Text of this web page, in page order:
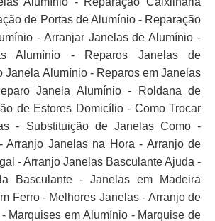
de Portas de Alumínio - Reparação
- Arranjar Janelas de Alumínio -
Alumínio - Reparos Janelas de
Janela Alumínio - Reparos em Janelas
Janela Alumínio - Roldana de
de Estores Domicílio - Como Trocar
- Substituição de Janelas Como -
Arranjo Janelas na Hora - Arranjo de
- Arranjo Janelas Basculante Ajuda -
Basculante - Janelas em Madeira
Ferro - Melhores Janelas - Arranjo de
Marquises em Alumínio - Marquise de